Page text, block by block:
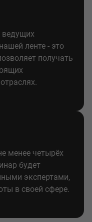
ведущих
ленте - это
получать
менее четырёх
будет
экспертами,
в своей сфере.